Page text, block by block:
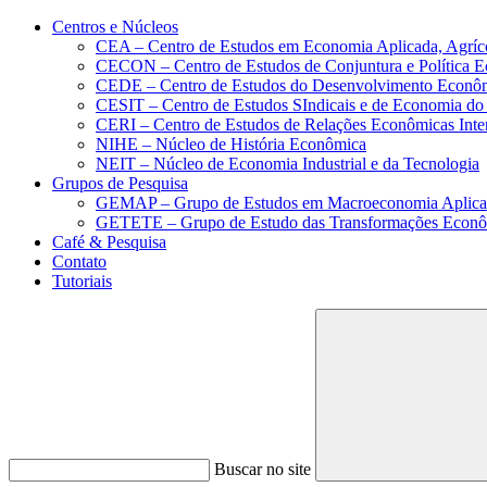
Conteúdo principal Menu principal
Centros e Núcleos
CEA – Centro de Estudos em Economia Aplicada,
CECON – Centro de Estudos de Conjuntura e Política
CEDE – Centro de Estudos do Desenvolvimento
CESIT – Centro de Estudos SIndicais e de Economia
CERI – Centro de Estudos de Relações Econômicas
NIHE – Núcleo de História Econômica
NEIT – Núcleo de Economia Industrial e da Tecnologia
Grupos de Pesquisa
GEMAP – Grupo de Estudos em Macroeconomia
GETETE – Grupo de Estudo das Transformações
Café & Pesquisa
Contato
Tutoriais
Buscar no site